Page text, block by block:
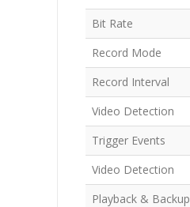
Bit Rate
Record Mode
Record Interval
Video Detection
Trigger Events
Video Detection
Playback & Backup